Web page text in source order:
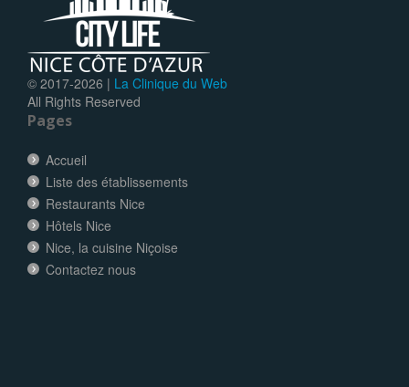
© 2017-2026 | La Clinique du Web
All Rights Reserved
Pages
Accueil
Liste des établissements
Restaurants Nice
Hôtels Nice
Nice, la cuisine Niçoise
Contactez nous